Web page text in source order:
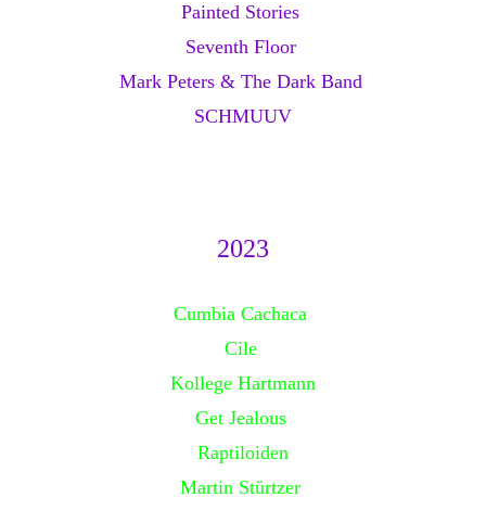
Painted Stories
Seventh Floor
Mark Peters & The Dark Band
SCHMUUV
2023
Cumbia Cachaca
Cile
Kollege Hartmann
Get Jealous
Raptiloiden
Martin Stürtzer